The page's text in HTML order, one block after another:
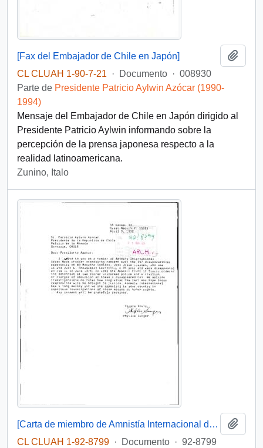
[Fax del Embajador de Chile en Japón]
CL CLUAH 1-90-7-21
· Documento · 008930
Parte de Presidente Patricio Aylwin Azócar (1990-
1994)
Mensaje del Embajador de Chile en Japón dirigido al
Presidente Patricio Aylwin informando sobre la
percepción de la prensa japonesa respecto a la
realidad latinoamericana.
Zunino, Italo
[Carta de miembro de Amnistía Internacional dirigida al Presidente Patricio Aylwin, referente a detenidos desaparecidos]
CL CLUAH 1-92-8799 · Documento · 92-8799